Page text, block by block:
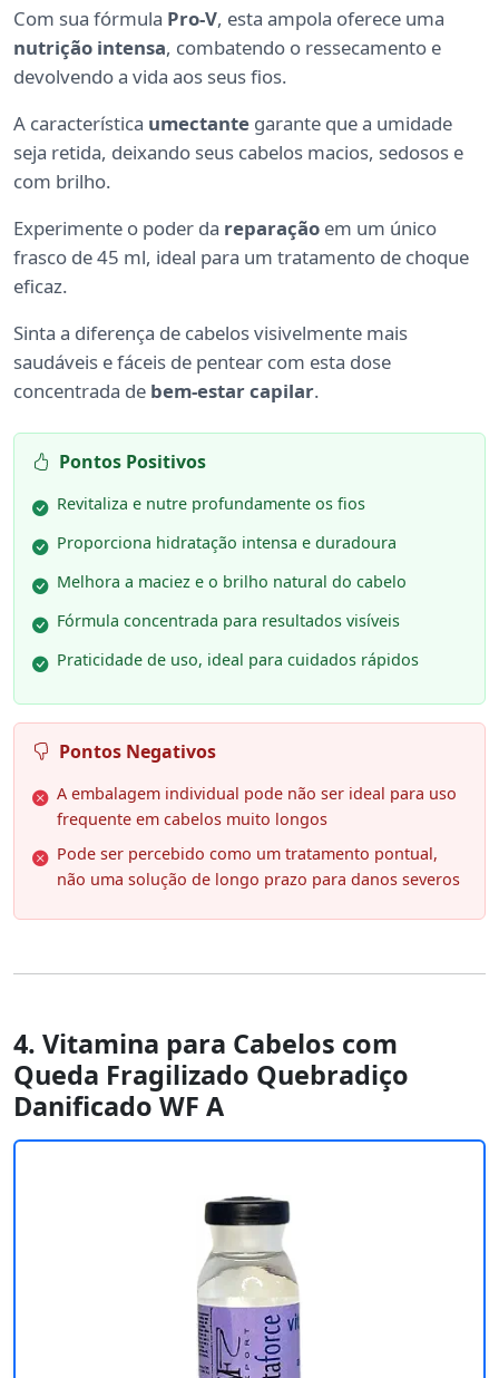
Com sua fórmula Pro-V, esta ampola oferece uma
nutrição intensa, combatendo o ressecamento e
devolvendo a vida aos seus fios.
A característica umectante garante que a umidade
seja retida, deixando seus cabelos macios, sedosos e
com brilho.
Experimente o poder da reparação em um único
frasco de 45 ml, ideal para um tratamento de choque
eficaz.
Sinta a diferença de cabelos visivelmente mais
saudáveis e fáceis de pentear com esta dose
concentrada de bem-estar capilar.
Pontos Positivos
Revitaliza e nutre profundamente os fios
Proporciona hidratação intensa e duradoura
Melhora a maciez e o brilho natural do cabelo
Fórmula concentrada para resultados visíveis
Praticidade de uso, ideal para cuidados rápidos
Pontos Negativos
A embalagem individual pode não ser ideal para uso
frequente em cabelos muito longos
Pode ser percebido como um tratamento pontual,
não uma solução de longo prazo para danos severos
4. Vitamina para Cabelos com
Queda Fragilizado Quebradiço
Danificado WF A